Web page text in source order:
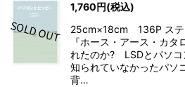
1,760円(税込)
25cm×18cm 136P ステ
『ホース・アース・カタ
れたのか? LSDとパソ
知られていなかったパソ
背…